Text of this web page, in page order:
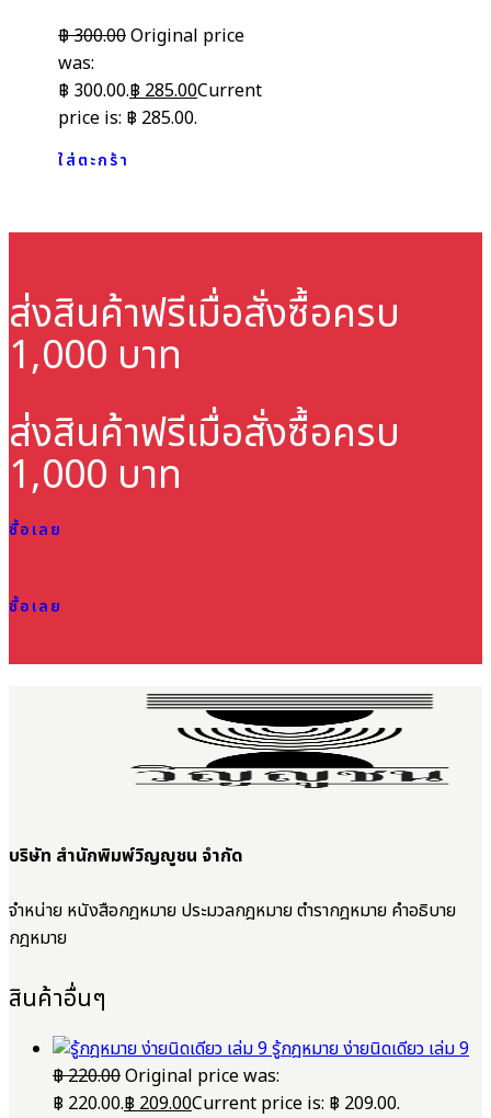
฿300.00Original price
was:
฿ 300.00.฿285.00Current
price is: ฿ 285.00.
ใส่ตะกร้า
ส่งสินค้าฟรีเมื่อสั่งซื้อครบ
1,000 บาท
ส่งสินค้าฟรีเมื่อสั่งซื้อครบ
1,000 บาท
ซื้อเลย
ซื้อเลย
บริษัท สำนักพิมพ์วิญญูชน จำกัด
จำหน่าย หนังสือกฎหมาย ประมวลกฎหมาย ตำรากฎหมาย คำอธิบาย
กฎหมาย
สินค้าอื่นๆ
รู้กฎหมาย ง่ายนิดเดียว เล่ม 9
฿220.00Original price was:
฿ 220.00.฿ 209.00Current price is: ฿ 209.00.